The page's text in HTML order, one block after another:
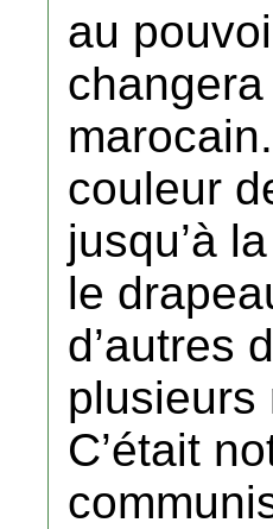
au
couleur
jusqu’à
le
d’autres
plusieurs
C’était